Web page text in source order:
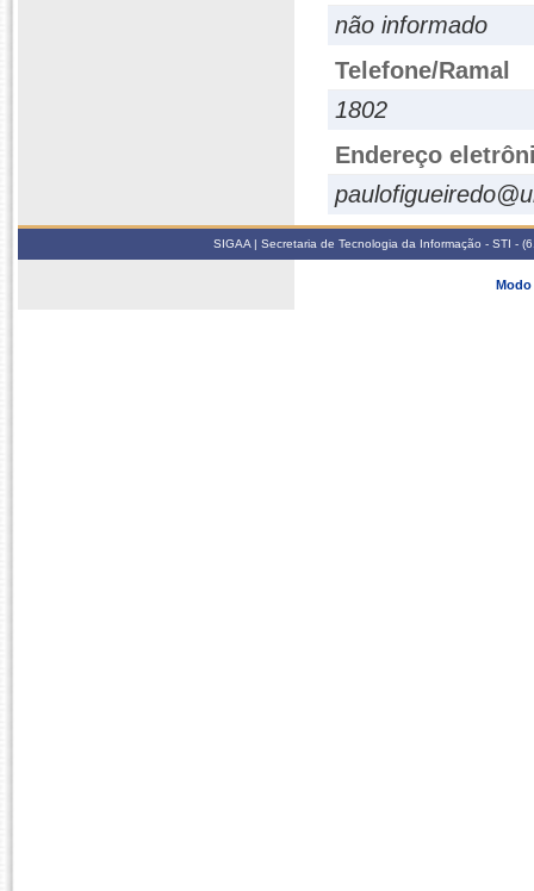
não informado
Telefone/Ramal
1802
Endereço
SIGAA | Secretaria de Tecnologia da Informação - STI -
Modo